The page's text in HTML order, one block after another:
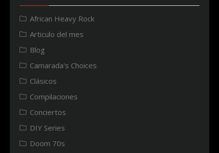
African Heavy Rock
Articulo del mes
Blog
Camarada's Choices
Clásicos
Compilaciones
Conciertos
DIY Series
Doom 70s